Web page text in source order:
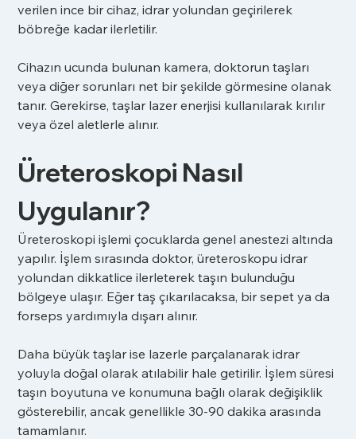
verilen ince bir cihaz, idrar yolundan geçirilerek
böbreğe kadar ilerletilir.
Cihazın ucunda bulunan kamera, doktorun taşları
veya diğer sorunları net bir şekilde görmesine olanak
tanır. Gerekirse, taşlar lazer enerjisi kullanılarak kırılır
veya özel aletlerle alınır.
Üreteroskopi Nasıl
Uygulanır?
Üreteroskopi işlemi çocuklarda genel anestezi altında
yapılır. İşlem sırasında doktor, üreteroskopu idrar
yolundan dikkatlice ilerleterek taşın bulunduğu
bölgeye ulaşır. Eğer taş çıkarılacaksa, bir sepet ya da
forseps yardımıyla dışarı alınır.
Daha büyük taşlar ise lazerle parçalanarak idrar
yoluyla doğal olarak atılabilir hale getirilir. İşlem süresi
taşın boyutuna ve konumuna bağlı olarak değişiklik
gösterebilir, ancak genellikle 30-90 dakika arasında
tamamlanır.